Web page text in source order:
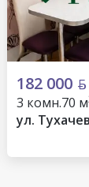
182 000
3 комн.70 м
ул.